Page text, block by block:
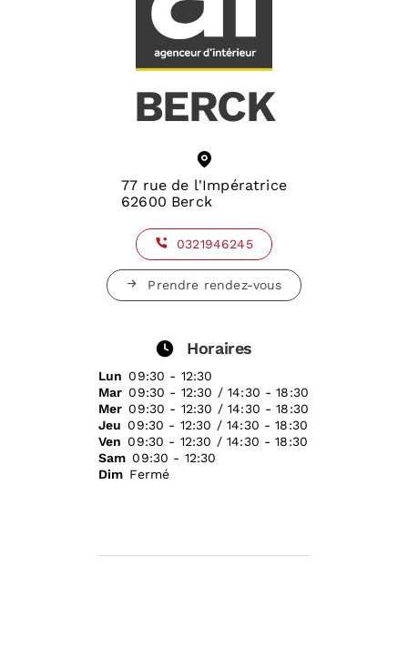
BERCK
77 rue de l'Impératrice
62600 Berck
0321946245
Prendre rendez-vous
Horaires
Lun 09:30 - 12:30
Mar 09:30 - 12:30 / 14:30 - 18:30
Mer 09:30 - 12:30 / 14:30 - 18:30
Jeu 09:30 - 12:30 / 14:30 - 18:30
Ven 09:30 - 12:30 / 14:30 - 18:30
Sam 09:30 - 12:30
Dim Fermé